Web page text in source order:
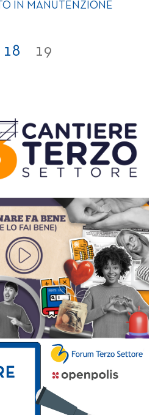
IN MANUTENZIONE
18 19